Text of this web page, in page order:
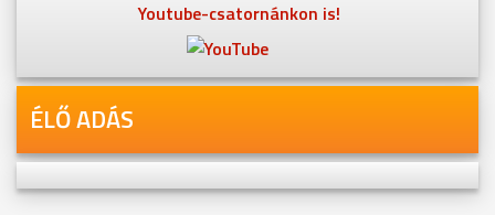
Youtube-csatornánkon is!
ÉLŐ ADÁS